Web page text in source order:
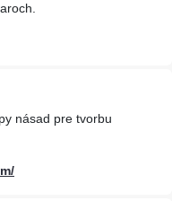
násad pre tvorbu